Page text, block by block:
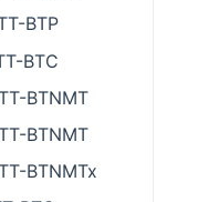
BTP
BTC
BTNMT
BTNMT
BTNMTx